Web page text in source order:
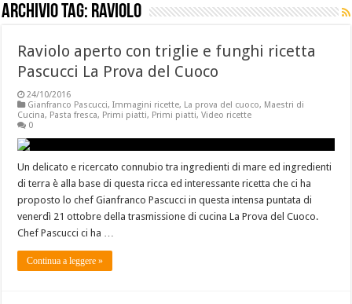
Archivio tag: raviolo
Raviolo aperto con triglie e funghi ricetta
Pascucci La Prova del Cuoco
24/10/2016
Gianfranco Pascucci,Immagini ricette, La prova del cuoco, Maestri di
Cucina, Pasta fresca, Primi piatti, Primi piatti,Video ricette
0
Un delicato e ricercato connubio tra ingredienti di mare ed ingredienti
di terra è alla base di questa ricca ed interessante ricetta che ci ha
proposto lo chef Gianfranco Pascucci in questa intensa puntata di
venerdì 21 ottobre della trasmissione di cucina La Prova del Cuoco.
Chef Pascucci ci ha …
Continua a leggere »